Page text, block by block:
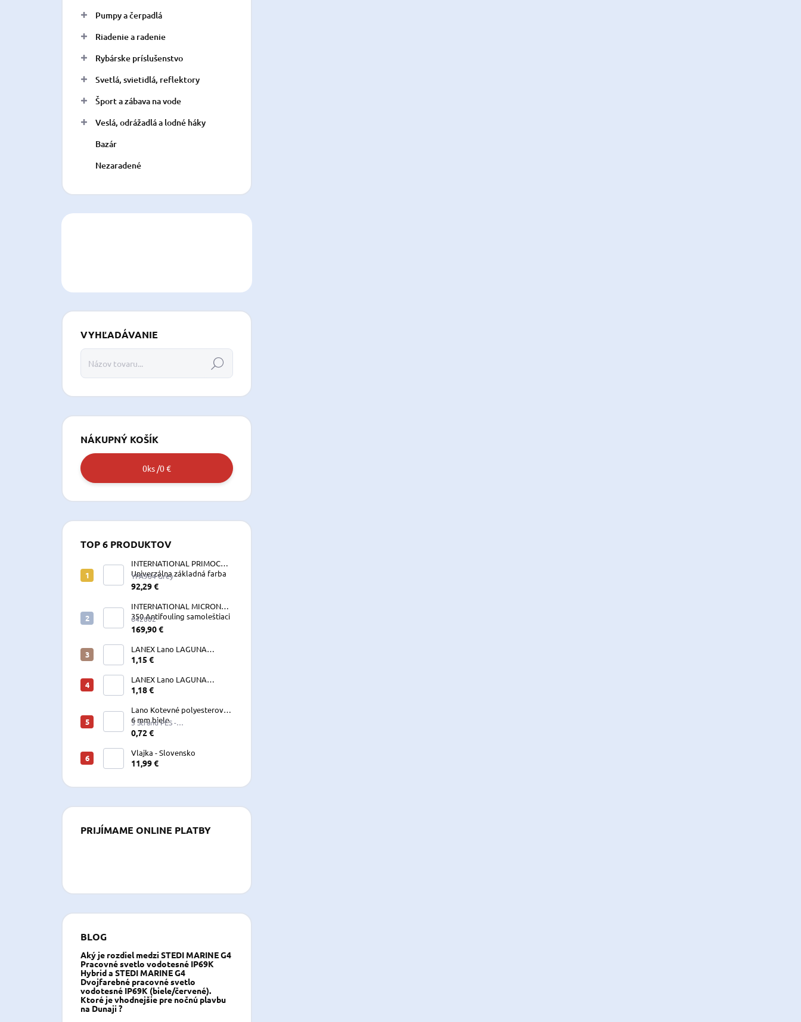
Pumpy a čerpadlá
Riadenie a radenie
Rybárske príslušenstvo
Svetlá, svietidlá, reflektory
Šport a zábava na vode
Veslá, odrážadlá a lodné háky
Bazár
Nezaradené
VYHĽADÁVANIE
Hľadať
NÁKUPNÝ KOŠÍK
0ks /0 €
TOP 6 PRODUKTOV
INTERNATIONAL PRIMOCON
Univerzálna základná farba
2,5 L sivá
YPA984 Grey
92,29 €
INTERNATIONAL MICRON
350 Antifouling samoleštiaci
2,5 L
642002
169,90 €
LANEX Lano LAGUNA
vyväzovacie, kotevné
1,15 €
LANEX Lano LAGUNA
vyväzovacie, kotevné
1,18 €
Lano Kotevné polyesterové
6 mm biele
3 Strand PES -
W060LKE5A200R (122060)
0,72 €
Vlajka - Slovensko
11,99 €
PRIJÍMAME ONLINE PLATBY
BLOG
Aký je rozdiel medzi STEDI MARINE G4
Pracovné svetlo vodotesné IP69K
Hybrid a STEDI MARINE G4
Dvojfarebné pracovné svetlo
vodotesné IP69K (biele/červené).
Ktoré je vhodnejšie pre nočnú plavbu
na Dunaji ?